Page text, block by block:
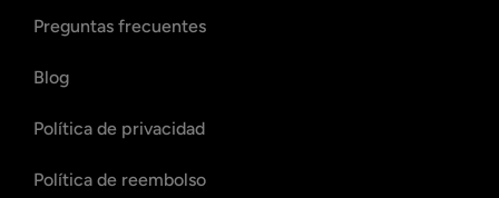
Preguntas frecuentes
Blog
Política de privacidad
Política de reembolso